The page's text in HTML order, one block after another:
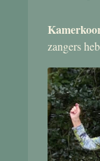
zangers